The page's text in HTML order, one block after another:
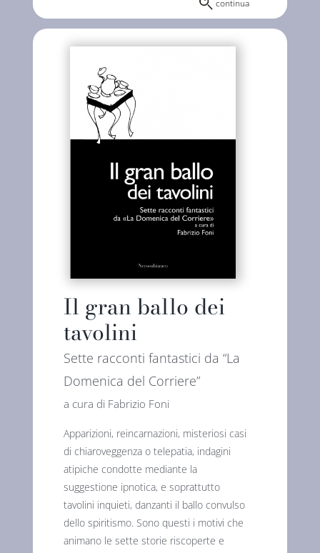
continua
Il gran ballo dei
tavolini
Sette racconti fantastici da “La
Domenica del Corriere”
a cura di Fabrizio Foni
Apparizioni, reincarnazioni, misteriosi casi
di chiaroveggenza o telepatia, indagini
atipiche condotte mediante la
suggestione ipnotica, e soprattutto
tavolini inquieti, danzanti il ballo convulso
dello spiritismo. Sono questi i motivi che
animano le sette storie riscoperte e